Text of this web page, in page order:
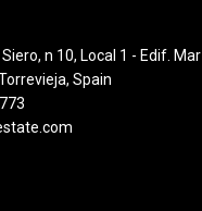
n 10, Local 1 - Edif. Mar
Spain